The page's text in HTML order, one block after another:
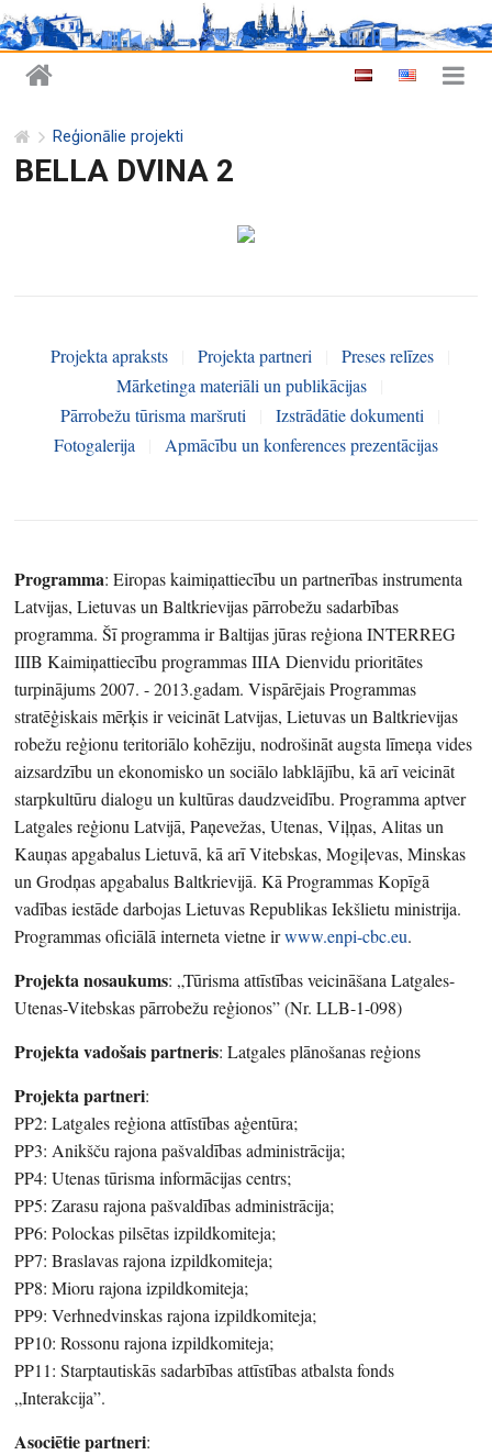
Reģionālie projekti
BELLA DVINA 2
Projekta apraksts Projekta partneri Preses relīzes
Mārketinga materiāli un publikācijas
Pārrobežu tūrisma maršruti
Izstrādātie dokumenti
Fotogalerija
Apmācību un konferences prezentācijas
Programma: Eiropas kaimiņattiecību un partnerības instrumenta
Latvijas, Lietuvas un Baltkrievijas pārrobežu sadarbības
programma. Šī programma ir Baltijas jūras reģiona INTERREG
IIIB Kaimiņattiecību programmas IIIA Dienvidu prioritātes
turpinājums 2007. - 2013.gadam. Vispārējais Programmas
stratēģiskais mērķis ir veicināt Latvijas, Lietuvas un Baltkrievijas
robežu reģionu teritoriālo kohēziju, nodrošināt augsta līmeņa vides
aizsardzību un ekonomisko un sociālo labklājību, kā arī veicināt
starpkultūru dialogu un kultūras daudzveidību. Programma aptver
Latgales reģionu Latvijā, Paņevežas, Utenas, Viļņas, Alitas un
Kauņas apgabalus Lietuvā, kā arī Vitebskas, Mogiļevas, Minskas
un Grodņas apgabalus Baltkrievijā. Kā Programmas Kopīgā
vadības iestāde darbojas Lietuvas Republikas Iekšlietu ministrija.
Programmas oficiālā interneta vietne irwww.enpi-cbc.eu.
Projekta nosaukums: „Tūrisma attīstības veicināšana Latgales-
Utenas-Vitebskas pārrobežu reģionos” (Nr. LLB-1-098)
Projekta vadošais partneris: Latgales plānošanas reģions
Projekta partneri:
PP2: Latgales reģiona attīstības aģentūra;
PP3: Anikšču rajona pašvaldības administrācija;
PP4: Utenas tūrisma informācijas centrs;
PP5: Zarasu rajona pašvaldības administrācija;
PP6: Polockas pilsētas izpildkomiteja;
PP7: Braslavas rajona izpildkomiteja;
PP8: Mioru rajona izpildkomiteja;
PP9: Verhnedvinskas rajona izpildkomiteja;
PP10: Rossonu rajona izpildkomiteja;
PP11: Starptautiskās sadarbības attīstības atbalsta fonds
„Interakcija”.
Asociētie partneri: